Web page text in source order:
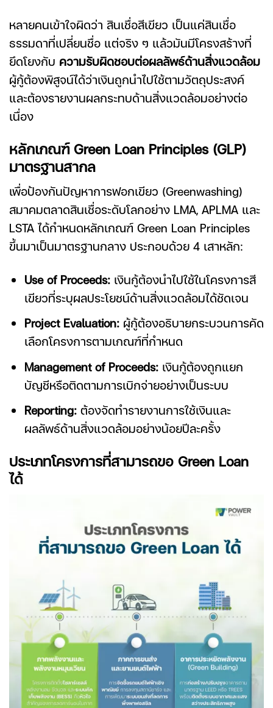
หลายคนเข้าใจผิดว่า สินเชื่อสีเขียว เป็นแค่สินเชื่อ
ธรรมดาที่เปลี่ยนชื่อ แต่จริง ๆ แล้วมันมีโครงสร้างที่
ยึดโยงกับ ความรับผิดชอบต่อผลลัพธ์ด้านสิ่งแวดล้อม
ผู้กู้ต้องพิสูจน์ได้ว่าเงินถูกนำไปใช้ตามวัตถุประสงค์
และต้องรายงานผลกระทบด้านสิ่งแวดล้อมอย่างต่อ
เนื่อง
หลักเกณฑ์Green Loan Principles (GLP)
มาตรฐานสากล
เพื่อป้องกันปัญหาการฟอกเขียว (Greenwashing)
สมาคมตลาดสินเชื่อระดับโลกอย่าง LMA, APLMA และ
LSTA ได้กำหนดหลักเกณฑ์ Green Loan Principles
ขึ้นมาเป็นมาตรฐานกลาง ประกอบด้วย 4 เสาหลัก:
Use of Proceeds: เงินกู้ต้องนำไปใช้ในโครงการสี
เขียวที่ระบุผลประโยชน์ด้านสิ่งแวดล้อมได้ชัดเจน
Project Evaluation: ผู้กู้ต้องอธิบายกระบวนการคัด
เลือกโครงการตามเกณฑ์ที่กำหนด
Management of Proceeds: เงินกู้ต้องถูกแยก
บัญชีหรือติดตามการเบิกจ่ายอย่างเป็นระบบ
Reporting: ต้องจัดทำรายงานการใช้เงินและ
ผลลัพธ์ด้านสิ่งแวดล้อมอย่างน้อยปีละครั้ง
ประเภทโครงการที่สามารถขอ Green Loan
ได้